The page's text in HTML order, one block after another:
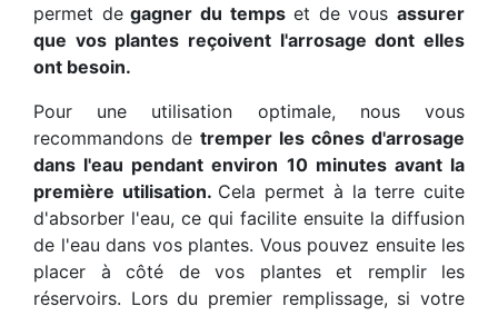
permet degagner du tempset de vous assurer
que vos plantes reçoivent l'arrosage dont elles
ont besoin.
Pour une utilisation optimale, nous vous
recommandons de tremper les cônes d'arrosage
dans l'eau pendant environ 10 minutes avant la
première utilisation. Cela permet à la terre cuite
d'absorber l'eau, ce qui facilite ensuite la diffusion
de l'eau dans vos plantes. Vous pouvez ensuite les
placer à côté de vos plantes et remplir les
réservoirs. Lors du premier remplissage, si votre